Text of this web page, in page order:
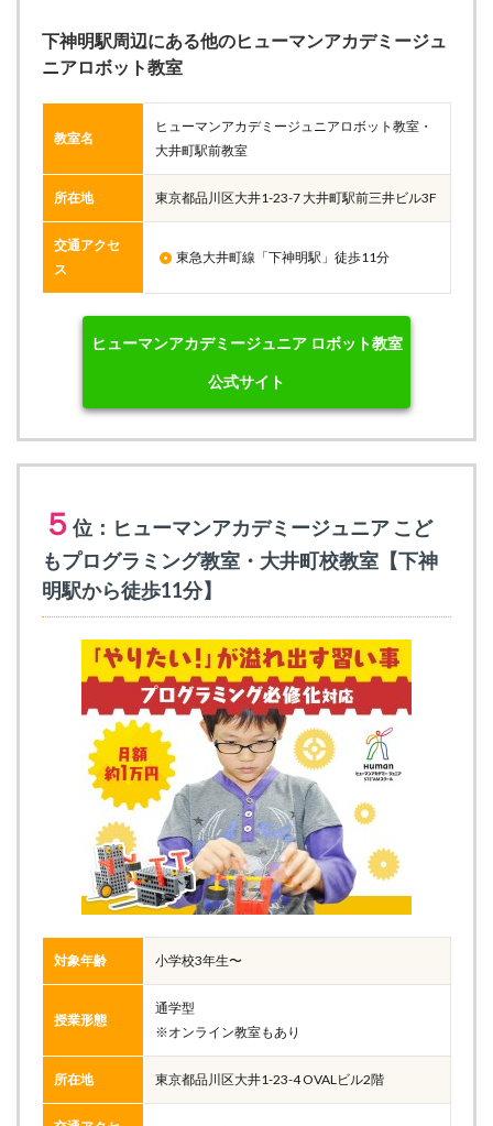
下神明駅周辺にある他のヒューマンアカデミージュ
ニアロボット教室
教室名
ヒューマンアカデミージュニアロボット教室・
大井町駅前教室
所在地 東京都品川区大井1-23-7 大井町駅前三井ビル3F
交通アクセ
ス
東急大井町線「下神明駅」徒歩11分
ヒューマンアカデミージュニア ロボット教室
公式サイト
５ 位：ヒューマンアカデミージュニア こど
もプログラミング教室・大井町校教室【下神
明駅から徒歩11分】
対象年齢 小学校3年生〜
授業形態
通学型
※オンライン教室もあり
所在地 東京都品川区大井1-23-4 OVALビル2階